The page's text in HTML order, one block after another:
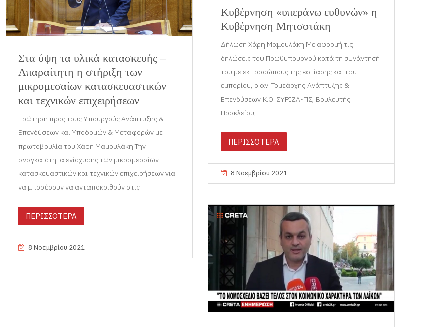
Κυβέρνηση «υπεράνω ευθυνών» η
Κυβέρνηση Μητσοτάκη
Δήλωση Χάρη Μαμουλάκη Με αφορμή τις
δηλώσεις του Πρωθυπουργού κατά τη συνάντησή
του με εκπροσώπους της εστίασης και του
εμπορίου, ο αν. Τομεάρχης Ανάπτυξης &
Επενδύσεων Κ.Ο. ΣΥΡΙΖΑ-ΠΣ, Βουλευτής
Ηρακλείου,
ΠΕΡΙΣΣΟΤΕΡΑ
8 Νοεμβρίου 2021
Στα ύψη τα υλικά κατασκευής –
Απαραίτητη η στήριξη των
μικρομεσαίων κατασκευαστικών
και τεχνικών επιχειρήσεων
Ερώτηση προς τους Υπουργούς Ανάπτυξης &
Επενδύσεων και Υποδομών & Μεταφορών με
πρωτοβουλία του Χάρη Μαμουλάκη Την
αναγκαιότητα ενίσχυσης των μικρομεσαίων
κατασκευαστικών και τεχνικών επιχειρήσεων για
να μπορέσουν να ανταποκριθούν στις
ΠΕΡΙΣΣΟΤΕΡΑ
8 Νοεμβρίου 2021